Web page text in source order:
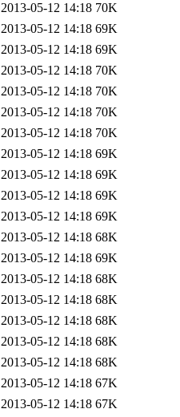
2013-05-12 14:18 70K
2013-05-12 14:18 69K
2013-05-12 14:18 69K
2013-05-12 14:18 70K
2013-05-12 14:18 70K
2013-05-12 14:18 70K
2013-05-12 14:18 70K
2013-05-12 14:18 69K
2013-05-12 14:18 69K
2013-05-12 14:18 69K
2013-05-12 14:18 69K
2013-05-12 14:18 68K
2013-05-12 14:18 69K
2013-05-12 14:18 68K
2013-05-12 14:18 68K
2013-05-12 14:18 68K
2013-05-12 14:18 68K
2013-05-12 14:18 68K
2013-05-12 14:18 67K
2013-05-12 14:18 67K